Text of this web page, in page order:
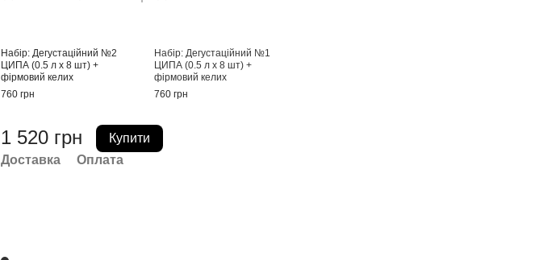
Набір: Дегустаційний №2
ЦИПА (0.5 л х 8 шт) +
фірмовий келих
760 грн
Набір: Дегустаційний №1
ЦИПА (0.5 л х 8 шт) +
фірмовий келих
760 грн
1 520 грн Купити
Доставка Оплата